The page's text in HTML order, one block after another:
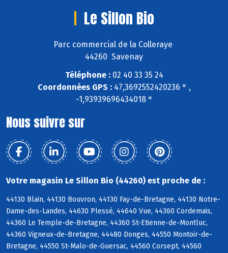
Le Sillon Bio
Parc commercial de la Colleraye
44260 Savenay
Téléphone :02 40 33 35 24
Coordonnées GPS :47,3692552420236 ° ,
-1,93939696434018 °
Nous suivre sur
Votre magasin Le Sillon Bio (44260) est proche de :
44130 Blain, 44130 Bouvron, 44130 Fay-de-Bretagne, 44130 Notre-
Dame-des-Landes, 44630 Plessé, 44640 Vue, 44360 Cordemais,
44360 Le Temple-de-Bretagne, 44360 St-Etienne-de-Montluc,
44360 Vigneux-de-Bretagne, 44480 Donges, 44550 Montoir-de-
Bretagne, 44550 St-Malo-de-Guersac, 44560 Corsept, 44560